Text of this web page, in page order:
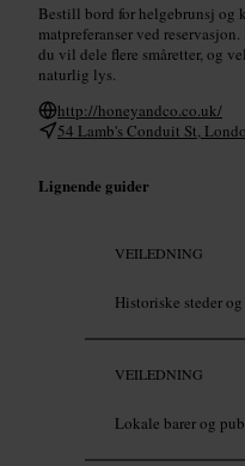
Bestill bord for helgebrunsj og
matpreferanser ved
du vil dele flere småretter, og
naturlig lys.
http://honeyandco.co.uk/
54 Lamb's Conduit St,
Lignende guider
VEILEDNING
Historiske steder
VEILEDNING
Lokale barer og